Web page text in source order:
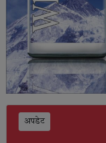
अपडेट